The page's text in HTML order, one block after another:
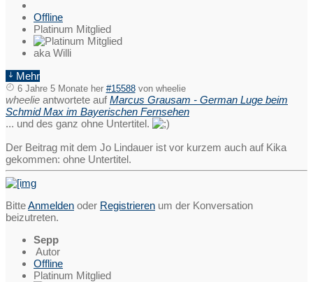
Offline
Platinum Mitglied
aka Willi
Mehr
6 Jahre 5 Monate her #15588 von wheelie
wheelie antwortete aufMarcus Grausam - German Luge beim
Schmid Max im Bayerischen Fernsehen
... und des ganz ohne Untertitel.
Der Beitrag mit dem Jo Lindauer ist vor kurzem auch auf Kika
gekommen: ohne Untertitel.
BitteAnmelden oder Registrieren um der Konversation
beizutreten.
Sepp
Autor
Offline
Platinum Mitglied